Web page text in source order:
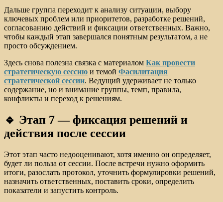
Дальше группа переходит к анализу ситуации, выбору
ключевых проблем или приоритетов, разработке решений,
согласованию действий и фиксации ответственных. Важно,
чтобы каждый этап завершался понятным результатом, а не
просто обсуждением.
Здесь снова полезна связка с материалом Как провести
стратегическую сессию и темой Фасилитация
стратегической сессии. Ведущий удерживает не только
содержание, но и внимание группы, темп, правила,
конфликты и переход к решениям.
🔹 Этап 7 — фиксация решений и
действия после сессии
Этот этап часто недооценивают, хотя именно он определяет,
будет ли польза от сессии. После встречи нужно оформить
итоги, разослать протокол, уточнить формулировки решений,
назначить ответственных, поставить сроки, определить
показатели и запустить контроль.